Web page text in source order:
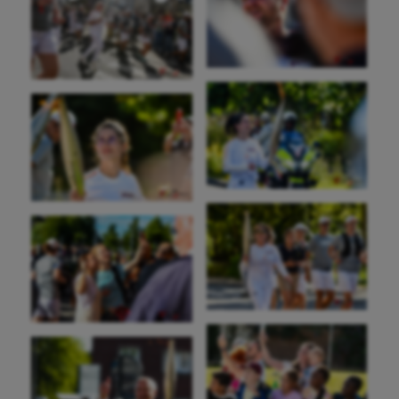
Ultimate frisbee
UNSS
Voile
Wakeboard
Water-polo